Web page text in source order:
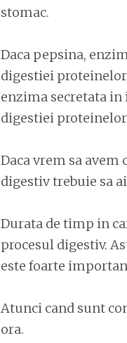
stomac.
Daca pepsina,
digestiei
enzima secretata in
digestiei
Daca vrem sa
digestiv trebuie sa
Durata de timp in
procesul digestiv.
este foarte
Atunci cand sunt
ora.